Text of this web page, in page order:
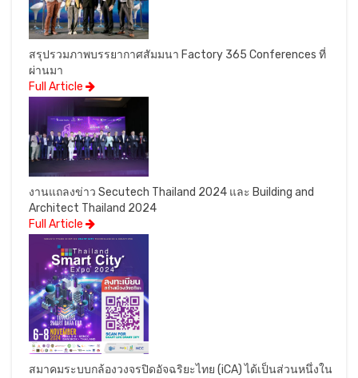
สรุปรวมภาพบรรยากาศสัมมนา Factory 365 Conferences ที่
ผ่านมา
Full Article
งานแถลงข่าว Secutech Thailand 2024 และ Building and
Architect Thailand 2024
Full Article
สมาคมระบบกล้องวงจรปิดอัจฉริยะไทย (iCA) ได้เป็นส่วนหนึ่งใน